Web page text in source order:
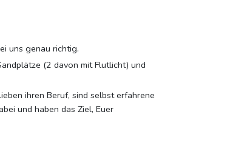
uns genau richtig.
(2 davon mit Flutlicht) und
ihren Beruf, sind selbst erfahrene
und haben das Ziel, Euer